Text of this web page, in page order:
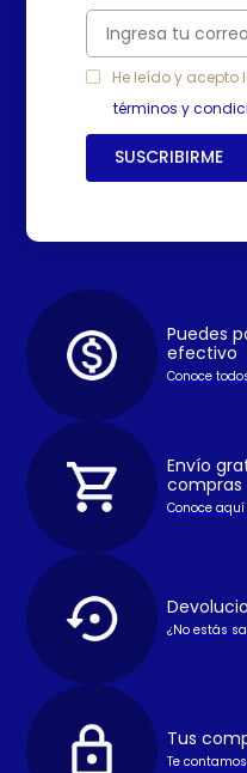
He leído y acepto
términos y
SUSCRIBIRME
Puedes
efectivo
Conoce
Envío
compras
Conoce
¿No estás
Tus
Te